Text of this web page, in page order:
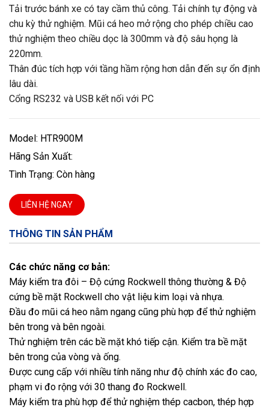
Tải trước bánh xe có tay cầm thủ công. Tải chính tự động và
chu kỳ thử nghiệm. Mũi cá heo mở rộng cho phép chiều cao
thử nghiệm theo chiều dọc là 300mm và độ sâu họng là
220mm.
Thân đúc tích hợp với tầng hầm rộng hơn dẫn đến sự ổn định
lâu dài.
Cổng RS232 và USB kết nối với PC
Model: HTR900M
Hãng Sản Xuất:
Tình Trạng: Còn hàng
LIÊN HỆ NGAY
THÔNG TIN SẢN PHẨM
Các chức năng cơ bản:
Máy kiểm tra đôi – Độ cứng Rockwell thông thường & Độ
cứng bề mặt Rockwell cho vật liệu kim loại và nhựa.
Đầu đo mũi cá heo nằm ngang cũng phù hợp để thử nghiệm
bên trong và bên ngoài.
Thử nghiệm trên các bề mặt khó tiếp cận. Kiểm tra bề mặt
bên trong của vòng và ống.
Được cung cấp với nhiều tính năng như độ chính xác đo cao,
phạm vi đo rộng với 30 thang đo Rockwell.
Máy kiểm tra phù hợp để thử nghiệm thép cacbon, thép hợp